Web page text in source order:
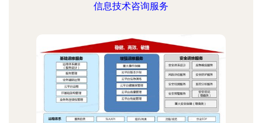
信息技术咨询服务